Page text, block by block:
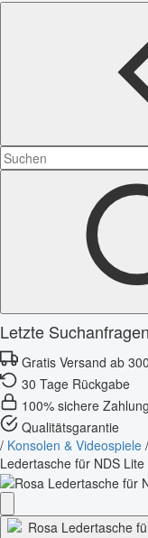
Letzte Suchanfragen
Gratis Versand ab
30 Tage Rückgabe
100% sichere Zahlung
Qualitätsgarantie
/ Konsolen & Videospiele /
Ledertasche für NDS